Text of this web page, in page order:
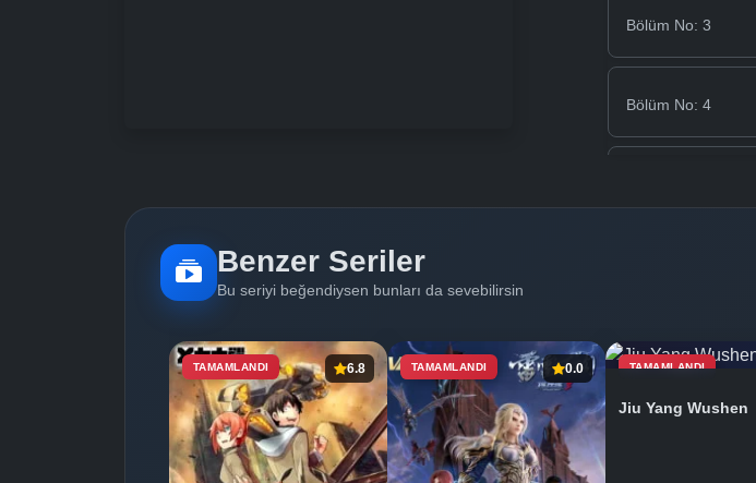
Bölüm No: 3
Bölüm No: 4
Benzer Seriler
Bu seriyi beğendiysen bunları da sevebilirsin
TAMAMLANDI 6.8 TAMAMLANDI 0.0 TAMAMLANDI
Jiu Yang Wushen